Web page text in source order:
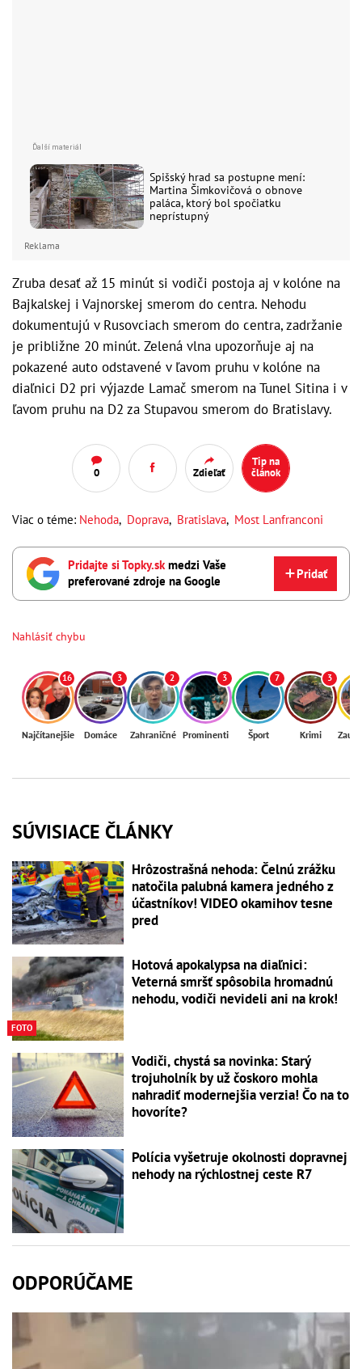
Spišský hrad sa postupne mení:
Martina Šimkovičová o obnove
paláca, ktorý bol spočiatku
neprístupný
Reklama
Zruba desať až 15 minút si vodiči postoja aj v kolóne na
Bajkalskej i Vajnorskej smerom do centra. Nehodu
dokumentujú v Rusovciach smerom do centra, zadržanie
je približne 20 minút. Zelená vlna upozorňuje aj na
pokazené auto odstavené v ľavom pruhu v kolóne na
diaľnici D2 pri výjazde Lamač smerom na Tunel Sitina i v
ľavom pruhu na D2 za Stupavou smerom do Bratislavy.
0 Zdieľať
Tip na
článok
Viac o téme: Nehoda, Doprava, Bratislava, Most Lanfranconi
Pridajte si Topky.skmedzi Vaše
preferované zdroje na Google
Pridať
Nahlásiť chybu
16
Najčítanejšie
3
Domáce
2
Zahraničné
3
Prominenti
7
Šport
3
Krimi
SÚVISIACE ČLÁNKY
Hrôzostrašná nehoda: Čelnú zrážku
natočila palubná kamera jedného z
účastníkov! VIDEO okamihov tesne
pred
FOTO
Hotová apokalypsa na diaľnici:
Veterná smršť spôsobila hromadnú
nehodu, vodiči nevideli ani na krok!
Vodiči, chystá sa novinka: Starý
trojuholník by už čoskoro mohla
nahradiť modernejšia verzia! Čo na to
hovoríte?
Polícia vyšetruje okolnosti dopravnej
nehody na rýchlostnej ceste R7
ODPORÚČAME